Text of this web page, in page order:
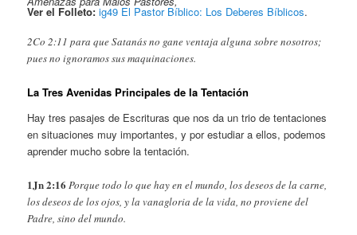
Ver el Folleto: ig49 El Pastor Bíblico: Los Deberes Bíblicos.
2Co 2:11 para que Satanás no gane ventaja alguna sobre nosotros;
pues no ignoramos sus maquinaciones.
La Tres Avenidas Principales de la Tentación
Hay tres pasajes de Escrituras que nos da un trio de tentaciones
en situaciones muy importantes, y por estudiar a ellos, podemos
aprender mucho sobre la tentación.
1Jn 2:16 Porque todo lo que hay en el mundo, los deseos de la carne,
los deseos de los ojos, y la vanagloria de la vida, no proviene del
Padre, sino del mundo.